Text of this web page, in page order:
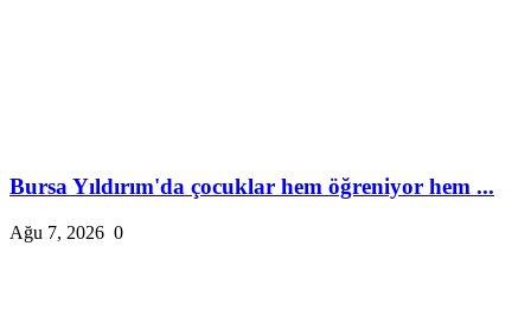
Bursa Yıldırım'da çocuklar hem öğreniyor hem ...
Ağu 7, 2026 0